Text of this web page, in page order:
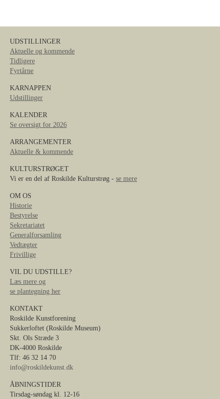
UDSTILLINGER
Aktuelle og kommende
Tidligere
Fyrtårne
KARNAPPEN
Udstillinger
KALENDER
Se oversigt for 2026
ARRANGEMENTER
Aktuelle & kommende
KULTURSTRØGET
Vi er en del af Roskilde Kulturstrøg - se mere
OM OS
Historie
Bestyrelse
Sekretariatet
Generalforsamling
Vedtægter
Frivillige
VIL DU UDSTILLE?
Læs mere og
se plantegning her
KONTAKT
Roskilde Kunstforening
Sukkerloftet (Roskilde Museum)
Skt. Ols Stræde 3
DK-4000 Roskilde
Tlf: 46 32 14 70
info@roskildekunst.dk
ÅBNINGSTIDER
Tirsdag-søndag kl. 12-16